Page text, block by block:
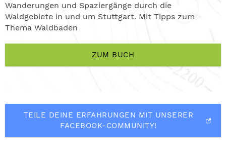
Wanderungen und Spaziergänge durch die
Waldgebiete in und um Stuttgart. Mit Tipps zum
Thema Waldbaden
ZUM BUCH
TEILE DEINE ERFAHRUNGEN MIT UNSERER
FACEBOOK-COMMUNITY!